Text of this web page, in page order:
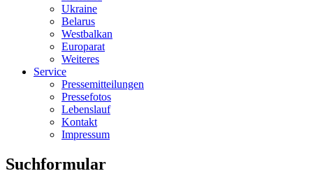
Ukraine
Belarus
Westbalkan
Europarat
Weiteres
Service
Pressemitteilungen
Pressefotos
Lebenslauf
Kontakt
Impressum
Suchformular